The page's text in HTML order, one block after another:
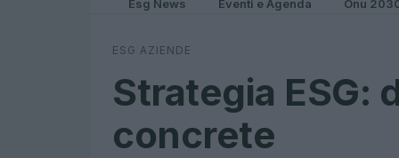
Esg News Eventi e Agenda Onu
ESG AZIENDE
Strategia ESG:
concrete